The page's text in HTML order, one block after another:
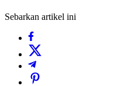
Sebarkan artikel ini